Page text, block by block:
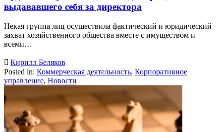
выдававшего себя за директора
Некая группа лиц осуществила фактический и юридический
захват хозяйственного общества вместе с имуществом и
всеми…
 Кирилл Беляков
Posted in: Коммерческая деятельность, Корпоративное
управление, Новости